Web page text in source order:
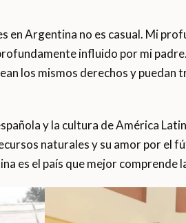
en Argentina no es casual. Mi
influido por mi
los mismos derechos y
y la cultura de América
naturales y su amor por el
es el país que mejor comprende